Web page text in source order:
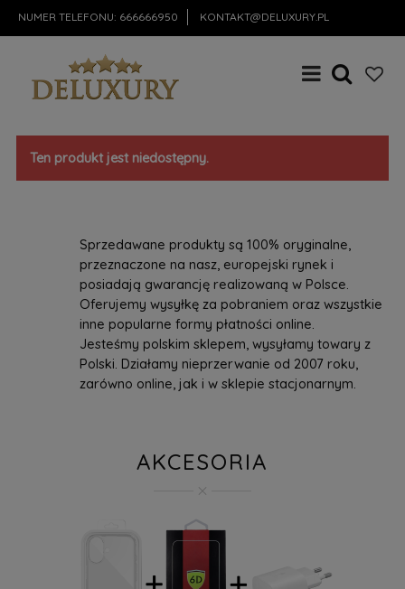
NUMER TELEFONU: 666666950 KONTAKT@DELUXURY.PL
Ten produkt jest niedostępny.
Sprzedawane produkty są 100% oryginalne,
przeznaczone na nasz, europejski rynek i
posiadają gwarancję realizowaną w Polsce.
Oferujemy wysyłkę za pobraniem oraz wszystkie
inne popularne formy płatności online.
Jesteśmy polskim sklepem, wysyłamy towary z
Polski. Działamy nieprzerwanie od 2007 roku,
zarówno online, jak i w sklepie stacjonarnym.
AKCESORIA